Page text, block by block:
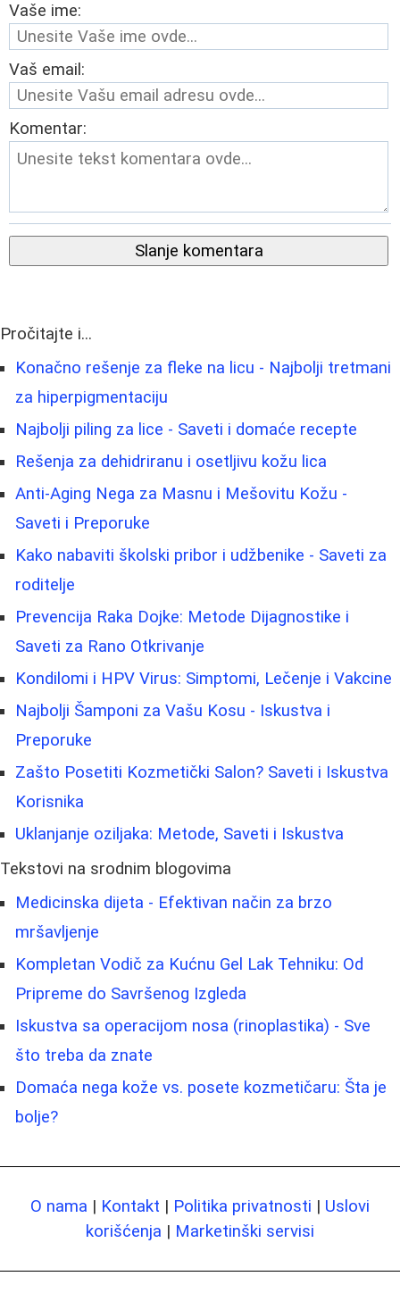
Vaše ime:
Vaš email:
Komentar:
Slanje komentara
Pročitajte i...
Konačno rešenje za fleke na licu - Najbolji tretmani
za hiperpigmentaciju
Najbolji piling za lice - Saveti i domaće recepte
Rešenja za dehidriranu i osetljivu kožu lica
Anti-Aging Nega za Masnu i Mešovitu Kožu -
Saveti i Preporuke
Kako nabaviti školski pribor i udžbenike - Saveti za
roditelje
Prevencija Raka Dojke: Metode Dijagnostike i
Saveti za Rano Otkrivanje
Kondilomi i HPV Virus: Simptomi, Lečenje i Vakcine
Najbolji Šamponi za Vašu Kosu - Iskustva i
Preporuke
Zašto Posetiti Kozmetički Salon? Saveti i Iskustva
Korisnika
Uklanjanje oziljaka: Metode, Saveti i Iskustva
Tekstovi na srodnim blogovima
Medicinska dijeta - Efektivan način za brzo
mršavljenje
Kompletan Vodič za Kućnu Gel Lak Tehniku: Od
Pripreme do Savršenog Izgleda
Iskustva sa operacijom nosa (rinoplastika) - Sve
što treba da znate
Domaća nega kože vs. posete kozmetičaru: Šta je
bolje?
O nama | Kontakt | Politika privatnosti | Uslovi
korišćenja | Marketinški servisi